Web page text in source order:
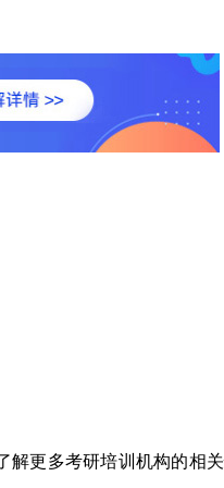
解更多考研培训机构的相